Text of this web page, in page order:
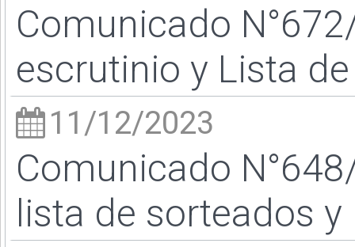
Comunicado
escrutinio y Lista
11/12/2023
Comunicado
lista de sorteados